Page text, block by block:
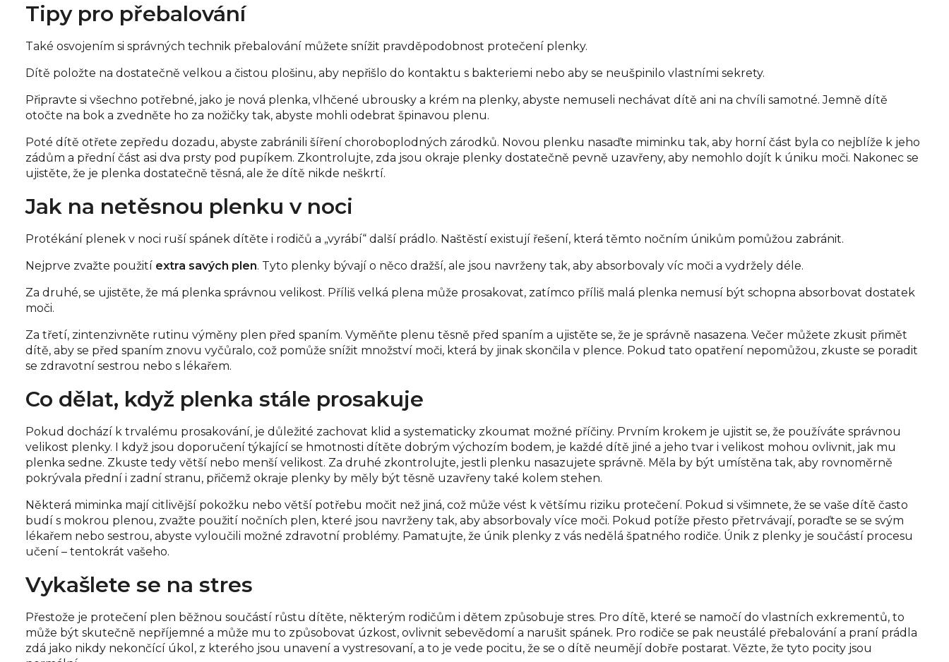
Tipy pro přebalování
Také osvojením si správných technik přebalování můžete snížit pravděpodobnost protečení plenky.
Dítě položte na dostatečně velkou a čistou plošinu, aby nepřišlo do kontaktu s bakteriemi nebo aby se neušpinilo vlastními sekrety.
Připravte si všechno potřebné, jako je nová plenka, vlhčené ubrousky a krém na plenky, abyste nemuseli nechávat dítě ani na chvíli samotné. Jemně dítě
otočte na bok a zvedněte ho za nožičky tak, abyste mohli odebrat špinavou plenu.
Poté dítě otřete zepředu dozadu, abyste zabránili šíření choroboplodných zárodků. Novou plenku nasaďte miminku tak, aby horní část byla co nejblíže k jeho
zádům a přední část asi dva prsty pod pupíkem. Zkontrolujte, zda jsou okraje plenky dostatečně pevně uzavřeny, aby nemohlo dojít k úniku moči. Nakonec se
ujistěte, že je plenka dostatečně těsná, ale že dítě nikde neškrtí.
Jak na netěsnou plenku v noci
Protékání plenek v noci ruší spánek dítěte i rodičů a „vyrábí“ další prádlo. Naštěstí existují řešení, která těmto nočním únikům pomůžou zabránit.
Nejprve zvažte použití extra savých plen. Tyto plenky bývají o něco dražší, ale jsou navrženy tak, aby absorbovaly víc moči a vydržely déle.
Za druhé, se ujistěte, že má plenka správnou velikost. Příliš velká plena může prosakovat, zatímco příliš malá plenka nemusí být schopna absorbovat dostatek
moči.
Za třetí, zintenzivněte rutinu výměny plen před spaním. Vyměňte plenu těsně před spaním a ujistěte se, že je správně nasazena. Večer můžete zkusit přimět
dítě, aby se před spaním znovu vyčůralo, což pomůže snížit množství moči, která by jinak skončila v plence. Pokud tato opatření nepomůžou, zkuste se poradit
se zdravotní sestrou nebo s lékařem.
Co dělat, když plenka stále prosakuje
Pokud dochází k trvalému prosakování, je důležité zachovat klid a systematicky zkoumat možné příčiny. Prvním krokem je ujistit se, že používáte správnou
velikost plenky. I když jsou doporučení týkající se hmotnosti dítěte dobrým výchozím bodem, je každé dítě jiné a jeho tvar i velikost mohou ovlivnit, jak mu
plenka sedne. Zkuste tedy větší nebo menší velikost. Za druhé zkontrolujte, jestli plenku nasazujete správně. Měla by být umístěna tak, aby rovnoměrně
pokrývala přední i zadní stranu, přičemž okraje plenky by měly být těsně uzavřeny také kolem stehen.
Některá miminka mají citlivější pokožku nebo větší potřebu močit než jiná, což může vést k většímu riziku protečení. Pokud si všimnete, že se vaše dítě často
budí s mokrou plenou, zvažte použití nočních plen, které jsou navrženy tak, aby absorbovaly více moči. Pokud potíže přesto přetrvávají, poraďte se se svým
lékařem nebo sestrou, abyste vyloučili možné zdravotní problémy. Pamatujte, že únik plenky z vás nedělá špatného rodiče. Únik z plenky je součástí procesu
učení – tentokrát vašeho.
Vykašlete se na stres
Přestože je protečení plen běžnou součástí růstu dítěte, některým rodičům i dětem způsobuje stres. Pro dítě, které se namočí do vlastních exkrementů, to
může být skutečně nepříjemné a může mu to způsobovat úzkost, ovlivnit sebevědomí a narušit spánek. Pro rodiče se pak neustálé přebalování a praní prádla
zdá jako nikdy nekončící úkol, z kterého jsou unavení a vystresovaní, a to je vede pocitu, že se o dítě neumějí dobře postarat. Vězte, že tyto pocity jsou